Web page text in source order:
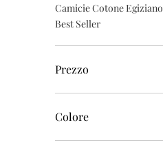
Camicie Cotone Egiziano
Best Seller
Prezzo
Colore